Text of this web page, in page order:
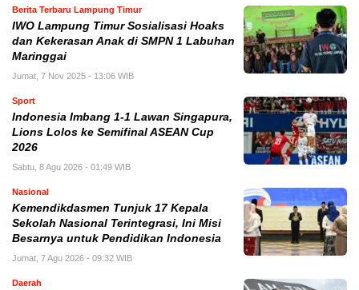
Berita Terbaru Lampung Timur
IWO Lampung Timur Sosialisasi Hoaks
dan Kekerasan Anak di SMPN 1 Labuhan
Maringgai
Jumat, 7 Nov 2025 - 13:06 WIB
Sport
Indonesia Imbang 1-1 Lawan Singapura,
Lions Lolos ke Semifinal ASEAN Cup
2026
Sabtu, 8 Agu 2026 - 01:49 WIB
Nasional
Kemendikdasmen Tunjuk 17 Kepala
Sekolah Nasional Terintegrasi, Ini Misi
Besarnya untuk Pendidikan Indonesia
Jumat, 7 Agu 2026 - 09:32 WIB
Daerah